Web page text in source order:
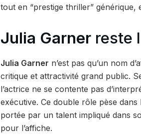
tout en “prestige thriller”
Julia Garner reste
Julia Garner n’est pas qu’un nom
critique et attractivité grand public.
l’actrice ne se contente pas
exécutive. Ce double rôle pèse
portée par un talent impliqué dans
pour l’affiche.